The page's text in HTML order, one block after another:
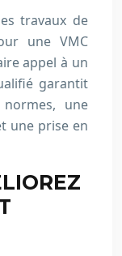
travaux de
une VMC
appel à un
garantit
une
une prise en